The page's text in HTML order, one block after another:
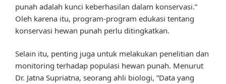
punah adalah kunci keberhasilan dalam konservasi.”
Oleh karena itu, program-program edukasi tentang
konservasi hewan punah perlu ditingkatkan.
Selain itu, penting juga untuk melakukan penelitian dan
monitoring terhadap populasi hewan punah. Menurut
Dr. Jatna Supriatna, seorang ahli biologi, “Data yang